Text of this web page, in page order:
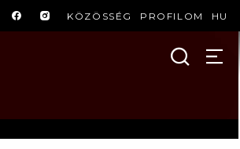
KÖZÖSSÉG PROFILOM HU